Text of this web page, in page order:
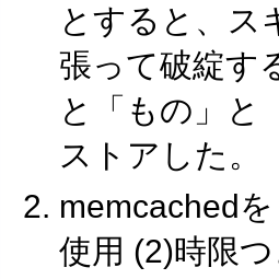
とすると、ス
張って破綻す
と「もの」と
ストアした。
memcached
使用 (2)時限